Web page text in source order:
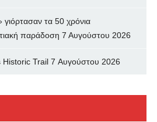
γιόρτασαν τα 50 χρόνια
παράδοση 7 Αυγούστου 2026
Historic Trail 7 Αυγούστου 2026